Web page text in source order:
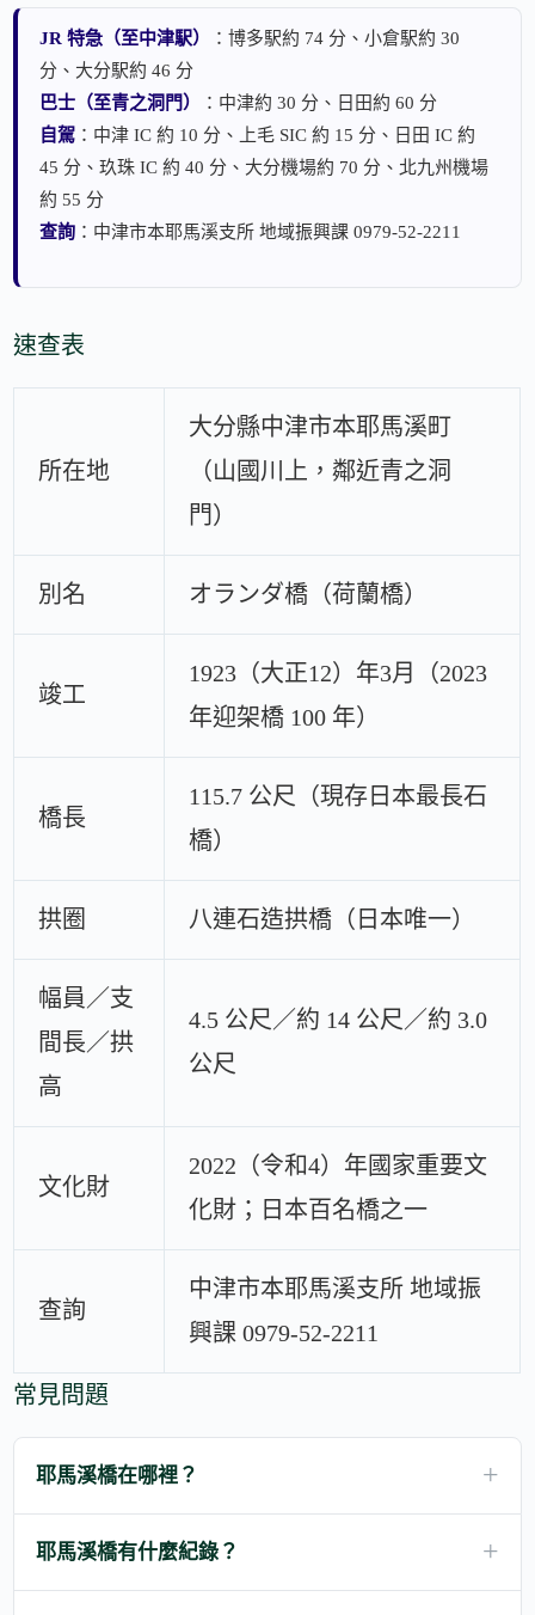
JR 特急（至中津駅）
：博多駅約 74 分、小倉駅約 30
分、大分駅約 46 分
巴士（至青之洞門）
：中津約 30 分、日田約 60 分
自駕 ：中津 IC 約 10 分、上毛 SIC 約 15 分、日田 IC 約
45 分、玖珠 IC 約 40 分、大分機場約 70 分、北九州機場
約 55 分
查詢 ：中津市本耶馬溪支所 地域振興課 0979-52-2211
速查表
所在地
大分縣中津市本耶馬溪町
（山國川上，鄰近青之洞
門）
別名 オランダ橋（荷蘭橋）
竣工
1923（大正12）年3月（2023
年迎架橋 100 年）
橋長
115.7 公尺（現存日本最長石
橋）
拱圈 八連石造拱橋（日本唯一）
幅員／支
間長／拱
高
4.5 公尺／約 14 公尺／約 3.0
公尺
文化財
2022（令和4）年國家重要文
化財；日本百名橋之一
查詢
中津市本耶馬溪支所 地域振
興課 0979-52-2211
常見問題
耶馬溪橋在哪裡？
耶馬溪橋有什麼紀錄？